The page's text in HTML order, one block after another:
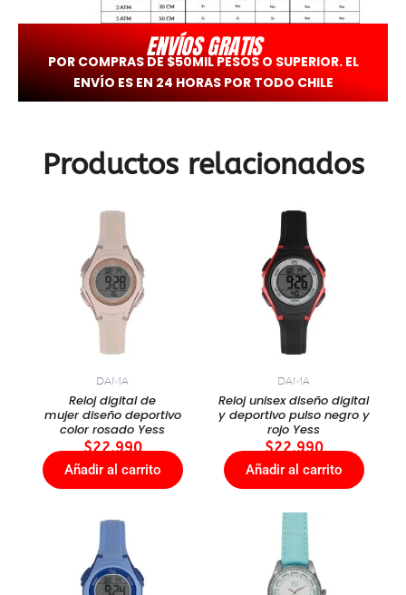
ENVÍOS GRATIS
POR COMPRAS DE $50MIL PESOS O SUPERIOR. EL
ENVÍO ES EN 24 HORAS POR TODO CHILE
Productos relacionados
DAMA
Reloj digital de
mujer diseño deportivo
color rosado Yess
$22.990
Añadir al carrito
DAMA
Reloj unisex diseño digital
y deportivo pulso negro y
rojo Yess
$22.990
Añadir al carrito